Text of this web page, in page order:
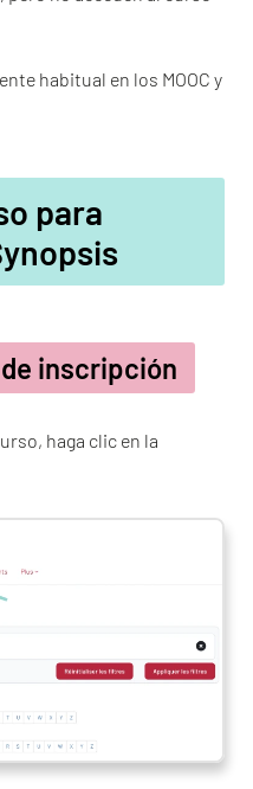
habitual en los MOOC y
para
inscripción
haga clic en la